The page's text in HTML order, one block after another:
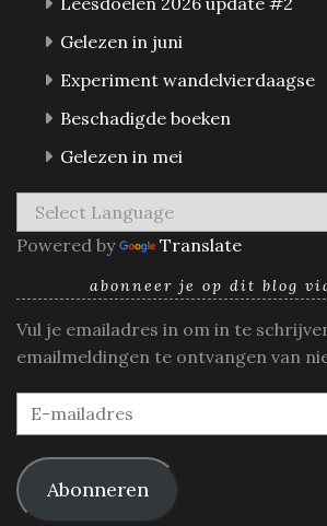
Gelezen in juni
Experiment wandelvierdaagse
Beschadigde boeken
Gelezen in mei
Powered by Translate
abonneer je op dit blog
Vul je emailadres in om in te
emailmeldingen te ontvangen van
E-
mailadres
Abonneren